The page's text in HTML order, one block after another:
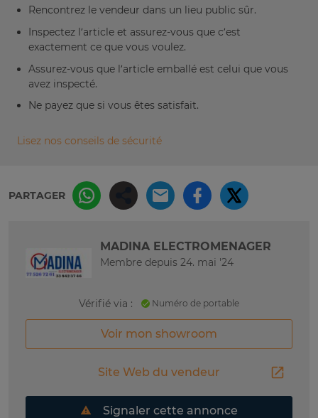
Rencontrez le vendeur dans un lieu public sûr.
Inspectez l’article et assurez-vous que c’est
exactement ce que vous voulez.
Assurez-vous que l’article emballé est celui que vous
avez inspecté.
Ne payez que si vous êtes satisfait.
Lisez nos conseils de sécurité
PARTAGER
MADINA ELECTROMENAGER
Membre depuis 24. mai '24
Vérifié via : Numéro de portable
Voir mon showroom
Site Web du vendeur
Signaler cette annonce